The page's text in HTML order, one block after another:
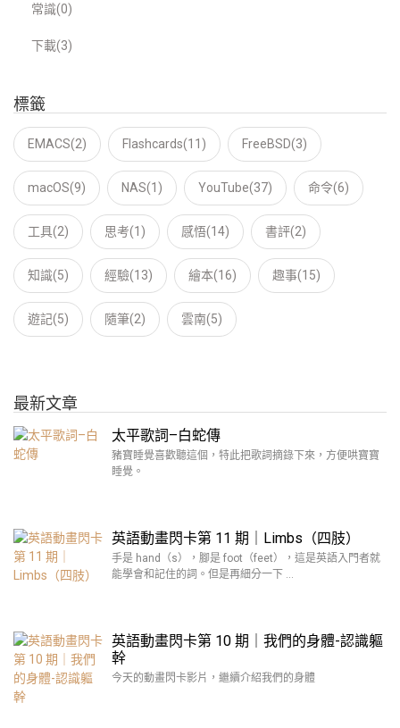
常識(0)
下載(3)
標籤
EMACS(2) Flashcards(11) FreeBSD(3)
macOS(9) NAS(1) YouTube(37) 命令(6)
工具(2) 思考(1) 感悟(14) 書評(2)
知識(5) 經驗(13) 繪本(16) 趣事(15)
遊記(5) 隨筆(2) 雲南(5)
最新文章
太平歌詞–白蛇傳
豬寶睡覺喜歡聽這個，特此把歌詞摘錄下來，方便哄寶寶
睡覺。
英語動畫閃卡第 11 期｜Limbs（四肢）
手是 hand（s），腳是 foot（feet），這是英語入門者就
能學會和記住的詞。但是再細分一下 …
英語動畫閃卡第 10 期｜我們的身體-認識軀
幹
今天的動畫閃卡影片，繼續介紹我們的身體